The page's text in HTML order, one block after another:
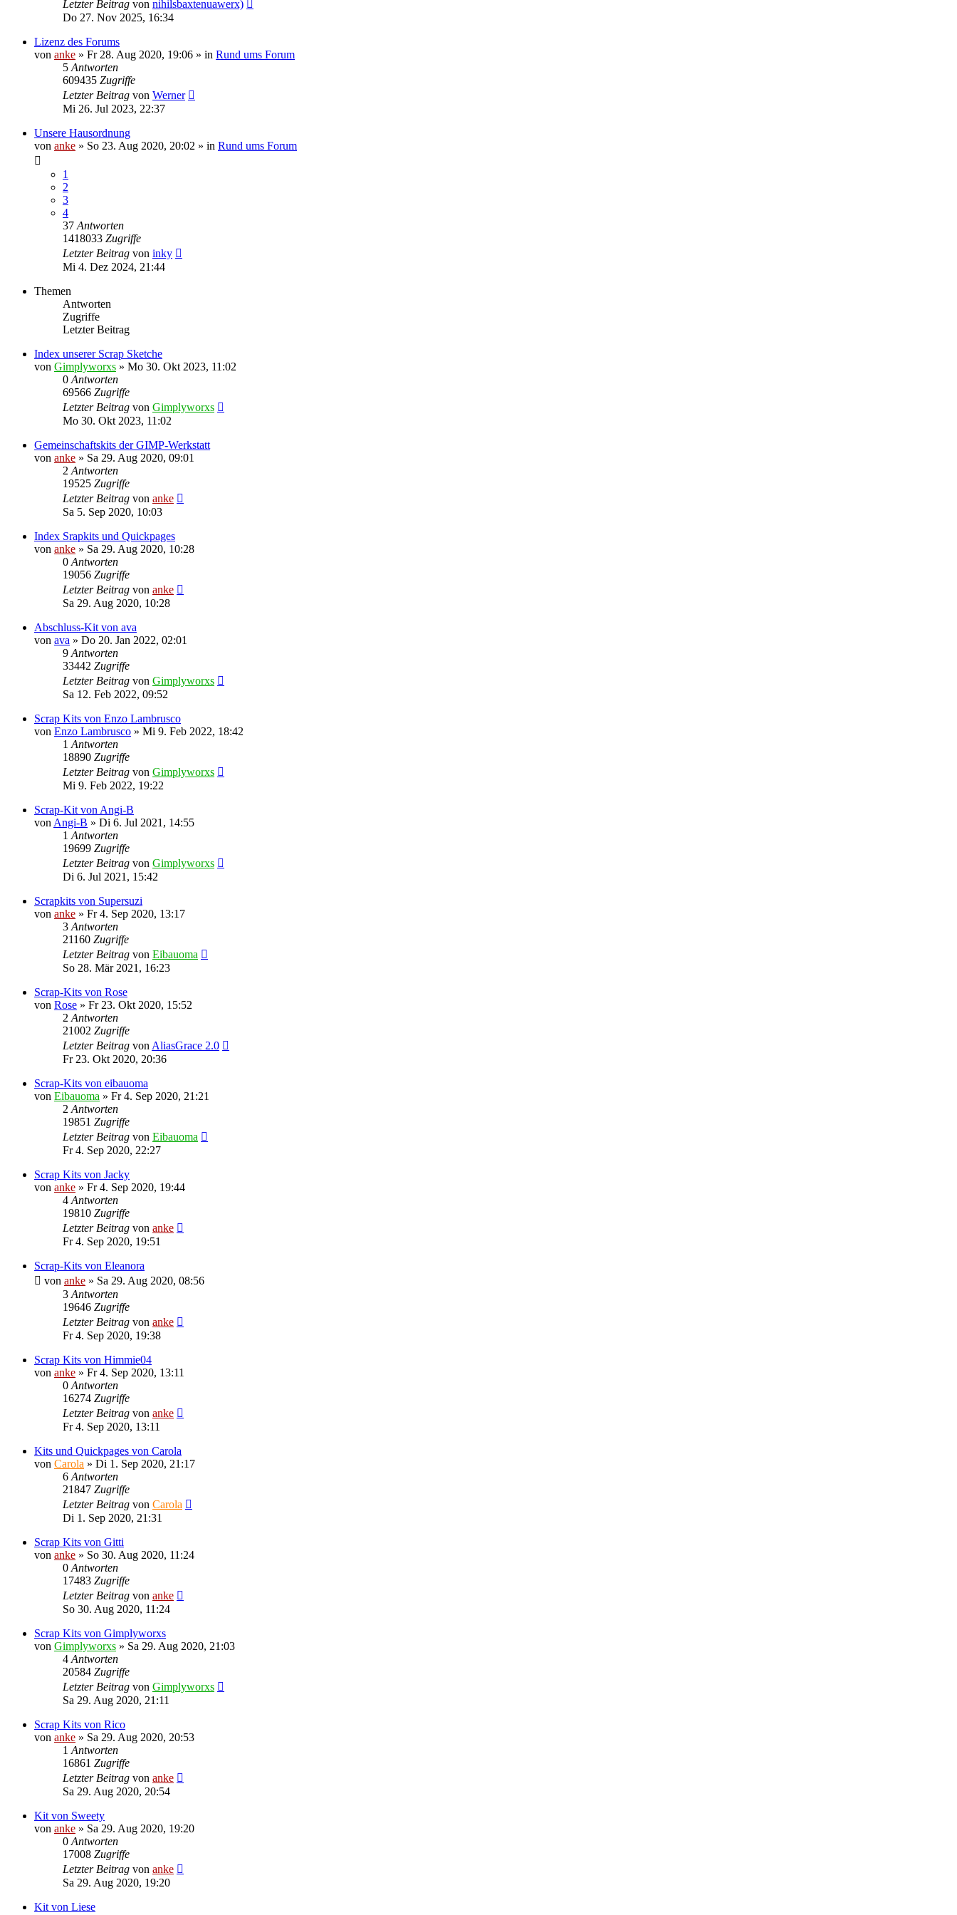
Letzter Beitrag von nihilsbaxtenuawerx)
Do 27. Nov 2025, 16:34
Lizenz des Forums
von anke » Fr 28. Aug 2020, 19:06 » in Rund ums Forum
5 Antworten
609435 Zugriffe
Letzter Beitrag von Werner
Mi 26. Jul 2023, 22:37
Unsere Hausordnung
von anke » So 23. Aug 2020, 20:02 » in Rund ums Forum
1
2
3
4
37 Antworten
1418033 Zugriffe
Letzter Beitrag von inky
Mi 4. Dez 2024, 21:44
Themen
Antworten
Zugriffe
Letzter Beitrag
Index unserer Scrap Sketche
von Gimplyworxs » Mo 30. Okt 2023, 11:02
0 Antworten
69566 Zugriffe
Letzter Beitrag von Gimplyworxs
Mo 30. Okt 2023, 11:02
Gemeinschaftskits der GIMP-Werkstatt
von anke » Sa 29. Aug 2020, 09:01
2 Antworten
19525 Zugriffe
Letzter Beitrag von anke
Sa 5. Sep 2020, 10:03
Index Srapkits und Quickpages
von anke » Sa 29. Aug 2020, 10:28
0 Antworten
19056 Zugriffe
Letzter Beitrag von anke
Sa 29. Aug 2020, 10:28
Abschluss-Kit von ava
von ava » Do 20. Jan 2022, 02:01
9 Antworten
33442 Zugriffe
Letzter Beitrag von Gimplyworxs
Sa 12. Feb 2022, 09:52
Scrap Kits von Enzo Lambrusco
von Enzo Lambrusco » Mi 9. Feb 2022, 18:42
1 Antworten
18890 Zugriffe
Letzter Beitrag von Gimplyworxs
Mi 9. Feb 2022, 19:22
Scrap-Kit von Angi-B
von Angi-B » Di 6. Jul 2021, 14:55
1 Antworten
19699 Zugriffe
Letzter Beitrag von Gimplyworxs
Di 6. Jul 2021, 15:42
Scrapkits von Supersuzi
von anke » Fr 4. Sep 2020, 13:17
3 Antworten
21160 Zugriffe
Letzter Beitrag von Eibauoma
So 28. Mär 2021, 16:23
Scrap-Kits von Rose
von Rose » Fr 23. Okt 2020, 15:52
2 Antworten
21002 Zugriffe
Letzter Beitrag von AliasGrace 2.0
Fr 23. Okt 2020, 20:36
Scrap-Kits von eibauoma
von Eibauoma » Fr 4. Sep 2020, 21:21
2 Antworten
19851 Zugriffe
Letzter Beitrag von Eibauoma
Fr 4. Sep 2020, 22:27
Scrap Kits von Jacky
von anke » Fr 4. Sep 2020, 19:44
4 Antworten
19810 Zugriffe
Letzter Beitrag von anke
Fr 4. Sep 2020, 19:51
Scrap-Kits von Eleanora
von anke » Sa 29. Aug 2020, 08:56
3 Antworten
19646 Zugriffe
Letzter Beitrag von anke
Fr 4. Sep 2020, 19:38
Scrap Kits von Himmie04
von anke » Fr 4. Sep 2020, 13:11
0 Antworten
16274 Zugriffe
Letzter Beitrag von anke
Fr 4. Sep 2020, 13:11
Kits und Quickpages von Carola
von Carola » Di 1. Sep 2020, 21:17
6 Antworten
21847 Zugriffe
Letzter Beitrag von Carola
Di 1. Sep 2020, 21:31
Scrap Kits von Gitti
von anke » So 30. Aug 2020, 11:24
0 Antworten
17483 Zugriffe
Letzter Beitrag von anke
So 30. Aug 2020, 11:24
Scrap Kits von Gimplyworxs
von Gimplyworxs » Sa 29. Aug 2020, 21:03
4 Antworten
20584 Zugriffe
Letzter Beitrag von Gimplyworxs
Sa 29. Aug 2020, 21:11
Scrap Kits von Rico
von anke » Sa 29. Aug 2020, 20:53
1 Antworten
16861 Zugriffe
Letzter Beitrag von anke
Sa 29. Aug 2020, 20:54
Kit von Sweety
von anke » Sa 29. Aug 2020, 19:20
0 Antworten
17008 Zugriffe
Letzter Beitrag von anke
Sa 29. Aug 2020, 19:20
Kit von Liese